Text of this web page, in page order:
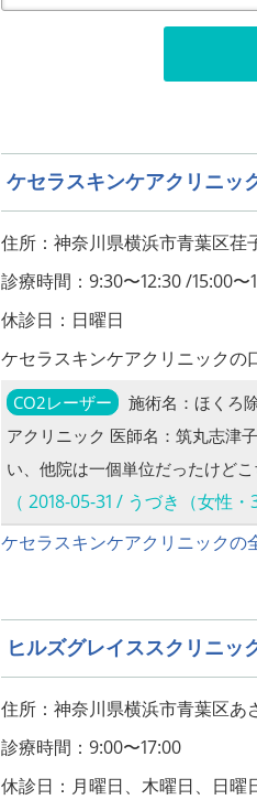
ケセラスキンケアクリニッ
住所：神奈川県横浜市青葉区荏
診療時間：9:30〜12:30 /15:00〜
休診日：日曜日
ケセラスキンケアクリニックの
CO2レーザー
施術名：ほくろ
アクリニック 医師名：筑丸志津
い、他院は一個単位だったけど
（ 2018-05-31 / うづき（女性・
ケセラスキンケアクリニックの
ヒルズグレイススクリニッ
住所：神奈川県横浜市青葉区あ
診療時間：9:00〜17:00
休診日：月曜日、木曜日、日曜